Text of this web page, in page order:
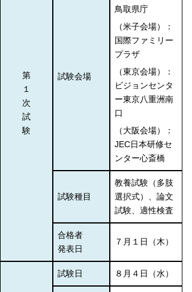
第
１
次
試
験
試験会場
鳥取県庁
（米子会場）：
国際ファミリー
プラザ
（東京会場）：
ビジョンセンタ
ー東京八重洲南
口
（大阪会場）：
JEC日本研修セ
ンター心斎橋
試験種目
教養試験（多肢
選択式）、論文
試験、適性検査
合格者
発表日
７月１日（木）
試験日 ８月４日（水）